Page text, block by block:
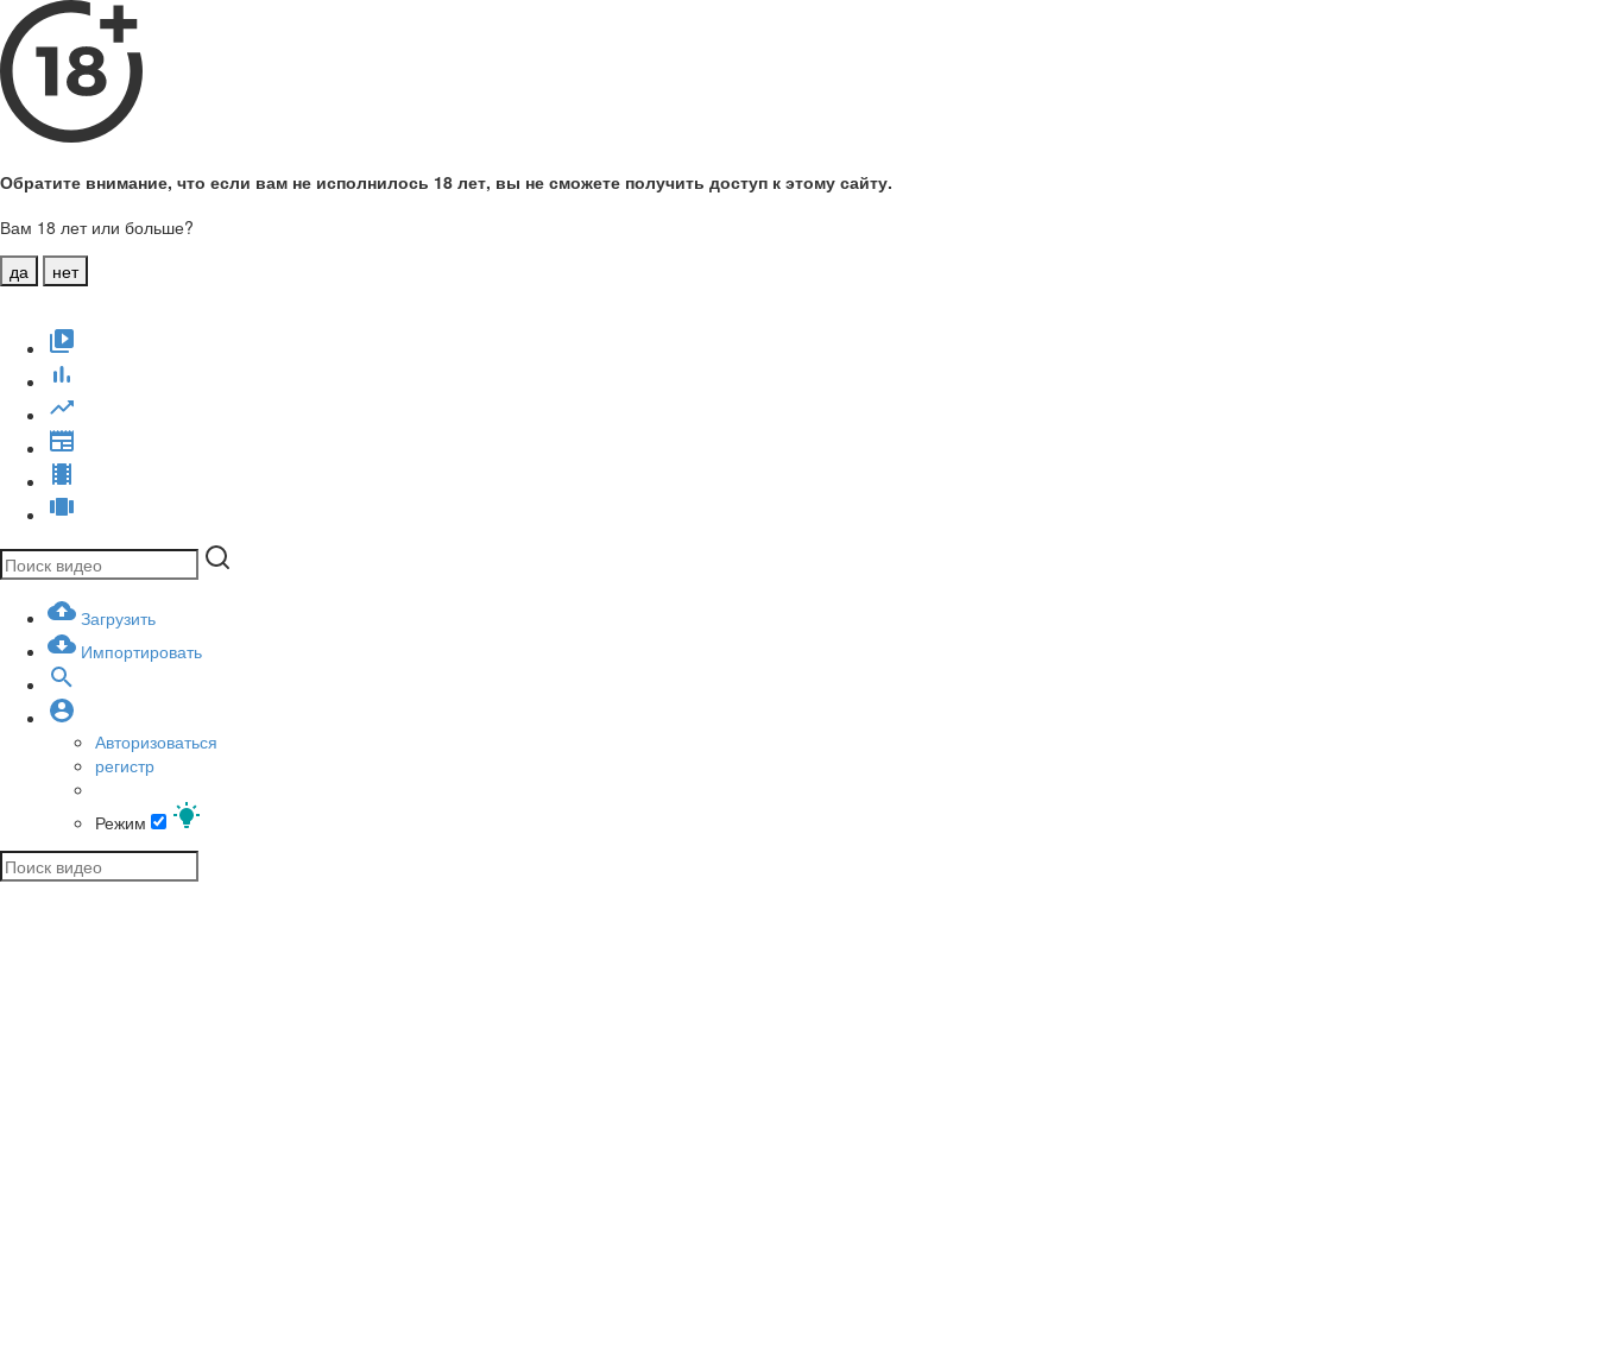
Обратите внимание, что если вам не исполнилось 18 лет, вы не сможете получить доступ к этому сайту.
Вам 18 лет или больше?
да
нет
Загрузить
Импортировать
Авторизоваться
регистр
Режим